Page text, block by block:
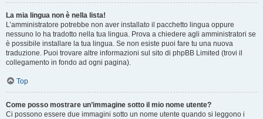
La mia lingua non è nella lista!
L’amministratore potrebbe non aver installato il pacchetto lingua oppure
nessuno lo ha tradotto nella tua lingua. Prova a chiedere agli amministratori se
è possibile installare la tua lingua. Se non esiste puoi fare tu una nuova
traduzione. Puoi trovare altre informazioni sul sito di phpBB Limited (trovi il
collegamento in fondo ad ogni pagina).
Top
Come posso mostrare un’immagine sotto il mio nome utente?
Ci possono essere due immagini sotto un nome utente quando si leggono i